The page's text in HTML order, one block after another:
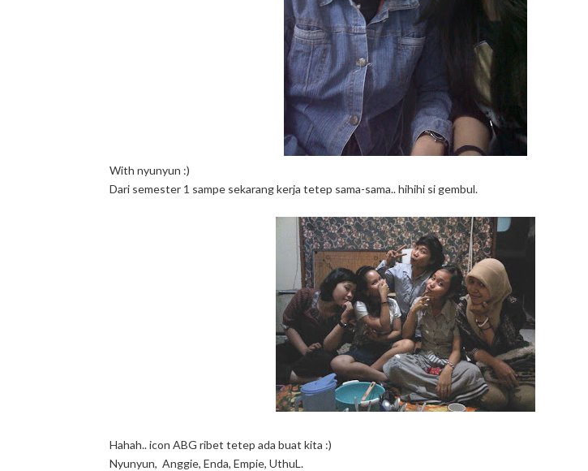
With nyunyun :)
Dari semester 1 sampe sekarang kerja tetep sama-sama.. hihihi si gembul.
Hahah.. icon ABG ribet tetep ada buat kita :)
Nyunyun, Anggie, Enda, Empie, UthuL.